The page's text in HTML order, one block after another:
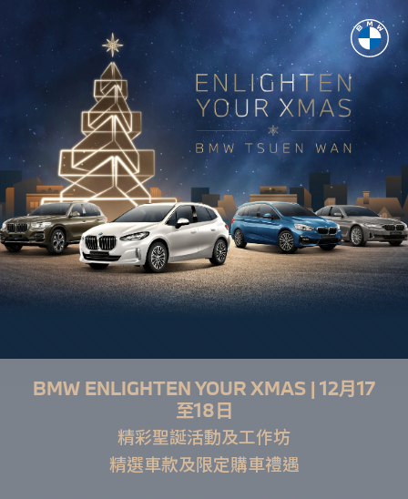
BMW ENLIGHTEN YOUR XMAS | 12月17
至18日
精彩聖誕活動及工作坊
精選車款及限定購車禮遇